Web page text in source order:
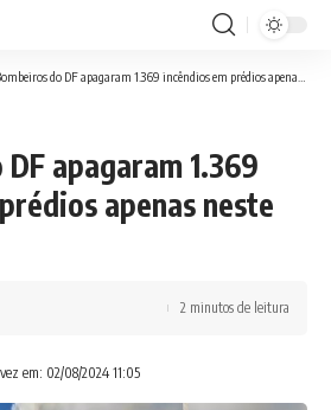
do DF apagaram 1.369 incêndios em prédios apenas neste ano
apagaram 1.369
apenas neste
em: 02/08/2024 11:05
2 minutos de leitura